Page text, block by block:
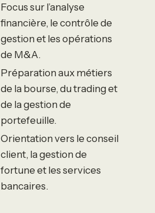
Focus sur l’analyse
financière, le contrôle de
gestion et les opérations
de M&A.
Préparation aux métiers
de la bourse, du trading et
de la gestion de
portefeuille.
Orientation vers le conseil
client, la gestion de
fortune et les services
bancaires.